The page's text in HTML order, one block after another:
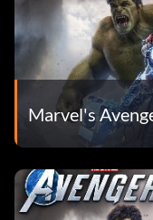
Marvel's